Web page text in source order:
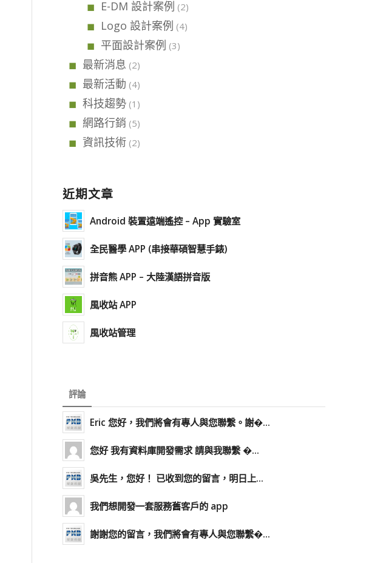
E-DM 設計案例 (2)
Logo 設計案例 (4)
平面設計案例 (3)
最新消息 (2)
最新活動 (4)
科技趨勢 (1)
網路行銷 (5)
資訊技術 (2)
近期文章
Android 裝置遠端遙控 – App 實驗室
全民醫學 APP (串接華碩智慧手錶)
拼音熊 APP – 大陸漢語拼音版
風收站 APP
風收站管理
評論
Eric 您好，我們將會有專人與您聯繫。謝�...
您好 我有資料庫開發需求 請與我聯繫 �...
吳先生，您好！ 已收到您的留言，明日上...
我們想開發一套服務舊客戶的 app
謝謝您的留言，我們將會有專人與您聯繫�...